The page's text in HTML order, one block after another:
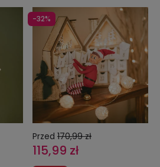
-32%
Przed 170,99 zł
115,99 zł